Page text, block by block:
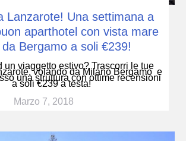
Lanzarote! Una settimana a
aparthotel con vista mare
Bergamo a soli €239!
un viaggetto estivo? Trascorri le tue
volando da Milano Bergamo e
una struttura con ottime recensioni
a soli €239 a testa!
Marzo 7, 2018